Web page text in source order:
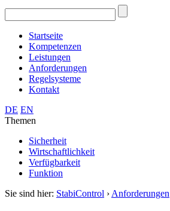
Startseite
Kompetenzen
Leistungen
Anforderungen
Regelsysteme
Kontakt
DE EN
Themen
Sicherheit
Wirtschaftlichkeit
Verfügbarkeit
Funktion
Sie sind hier: StabiControl › Anforderungen